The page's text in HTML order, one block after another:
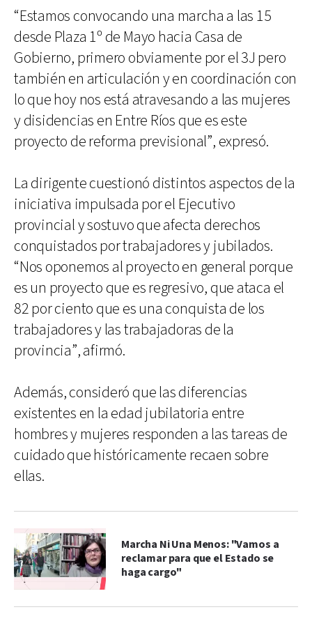
“Estamos convocando una marcha a las 15
desde Plaza 1º de Mayo hacia Casa de
Gobierno, primero obviamente por el 3J pero
también en articulación y en coordinación con
lo que hoy nos está atravesando a las mujeres
y disidencias en Entre Ríos que es este
proyecto de reforma previsional”, expresó.
La dirigente cuestionó distintos aspectos de la
iniciativa impulsada por el Ejecutivo
provincial y sostuvo que afecta derechos
conquistados por trabajadores y jubilados.
“Nos oponemos al proyecto en general porque
es un proyecto que es regresivo, que ataca el
82 por ciento que es una conquista de los
trabajadores y las trabajadoras de la
provincia”, afirmó.
Además, consideró que las diferencias
existentes en la edad jubilatoria entre
hombres y mujeres responden a las tareas de
cuidado que históricamente recaen sobre
ellas.
Marcha Ni Una Menos: "Vamos a
reclamar para que el Estado se
haga cargo"